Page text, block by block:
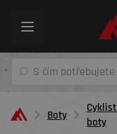
Toggle
Boty
boty